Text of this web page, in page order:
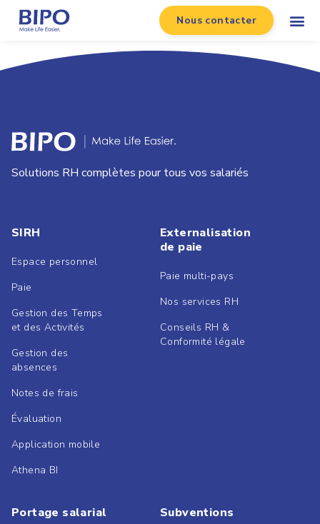
Nous contacter
Solutions RH complètes pour tous vos salariés
SIRH
Espace personnel
Paie
Gestion des Temps
et des Activités
Gestion des
absences
Notes de frais
Évaluation
Application mobile
Athena BI
Externalisation
de paie
Paie multi-pays
Nos services RH
Conseils RH &
Conformité légale
Portage salarial Subventions